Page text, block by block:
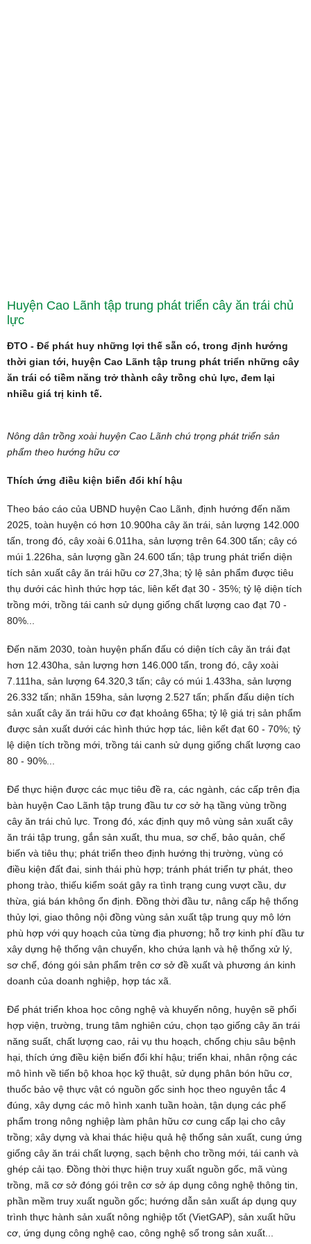
Huyện Cao Lãnh tập trung phát triển cây ăn trái chủ
lực
ĐTO - Để phát huy những lợi thế sẵn có, trong định hướng
thời gian tới, huyện Cao Lãnh tập trung phát triển những cây
ăn trái có tiềm năng trở thành cây trồng chủ lực, đem lại
nhiều giá trị kinh tế.
Nông dân trồng xoài huyện Cao Lãnh chú trọng phát triển sản
phẩm theo hướng hữu cơ
Thích ứng điều kiện biến đổi khí hậu
Theo báo cáo của UBND huyện Cao Lãnh, định hướng đến năm
2025, toàn huyện có hơn 10.900ha cây ăn trái, sản lượng 142.000
tấn, trong đó, cây xoài 6.011ha, sản lượng trên 64.300 tấn; cây có
múi 1.226ha, sản lượng gần 24.600 tấn; tập trung phát triển diện
tích sản xuất cây ăn trái hữu cơ 27,3ha; tỷ lệ sản phẩm được tiêu
thụ dưới các hình thức hợp tác, liên kết đạt 30 - 35%; tỷ lệ diện tích
trồng mới, trồng tái canh sử dụng giống chất lượng cao đạt 70 -
80%...
Đến năm 2030, toàn huyện phấn đấu có diện tích cây ăn trái đạt
hơn 12.430ha, sản lượng hơn 146.000 tấn, trong đó, cây xoài
7.111ha, sản lượng 64.320,3 tấn; cây có múi 1.433ha, sản lượng
26.332 tấn; nhãn 159ha, sản lượng 2.527 tấn; phấn đấu diện tích
sản xuất cây ăn trái hữu cơ đạt khoảng 65ha; tỷ lệ giá trị sản phẩm
được sản xuất dưới các hình thức hợp tác, liên kết đạt 60 - 70%; tỷ
lệ diện tích trồng mới, trồng tái canh sử dụng giống chất lượng cao
80 - 90%...
Để thực hiện được các mục tiêu đề ra, các ngành, các cấp trên địa
bàn huyện Cao Lãnh tập trung đầu tư cơ sở hạ tầng vùng trồng
cây ăn trái chủ lực. Trong đó, xác định quy mô vùng sản xuất cây
ăn trái tập trung, gắn sản xuất, thu mua, sơ chế, bảo quản, chế
biến và tiêu thụ; phát triển theo định hướng thị trường, vùng có
điều kiện đất đai, sinh thái phù hợp; tránh phát triển tự phát, theo
phong trào, thiếu kiểm soát gây ra tình trạng cung vượt cầu, dư
thừa, giá bán không ổn định. Đồng thời đầu tư, nâng cấp hệ thống
thủy lợi, giao thông nội đồng vùng sản xuất tập trung quy mô lớn
phù hợp với quy hoạch của từng địa phương; hỗ trợ kinh phí đầu tư
xây dựng hệ thống vận chuyển, kho chứa lạnh và hệ thống xử lý,
sơ chế, đóng gói sản phẩm trên cơ sở đề xuất và phương án kinh
doanh của doanh nghiệp, hợp tác xã.
Để phát triển khoa học công nghệ và khuyến nông, huyện sẽ phối
hợp viện, trường, trung tâm nghiên cứu, chọn tạo giống cây ăn trái
năng suất, chất lượng cao, rải vụ thu hoạch, chống chịu sâu bệnh
hại, thích ứng điều kiện biến đổi khí hậu; triển khai, nhân rộng các
mô hình về tiến bộ khoa học kỹ thuật, sử dụng phân bón hữu cơ,
thuốc bảo vệ thực vật có nguồn gốc sinh học theo nguyên tắc 4
đúng, xây dựng các mô hình xanh tuần hoàn, tận dụng các phế
phẩm trong nông nghiệp làm phân hữu cơ cung cấp lại cho cây
trồng; xây dựng và khai thác hiệu quả hệ thống sản xuất, cung ứng
giống cây ăn trái chất lượng, sạch bệnh cho trồng mới, tái canh và
ghép cải tạo. Đồng thời thực hiện truy xuất nguồn gốc, mã vùng
trồng, mã cơ sở đóng gói trên cơ sở áp dụng công nghệ thông tin,
phần mềm truy xuất nguồn gốc; hướng dẫn sản xuất áp dụng quy
trình thực hành sản xuất nông nghiệp tốt (VietGAP), sản xuất hữu
cơ, ứng dụng công nghệ cao, công nghệ số trong sản xuất...